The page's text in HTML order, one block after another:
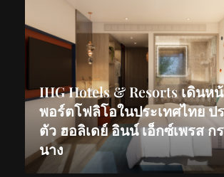
IHG Hotels & Resorts เดินห
พอร์ตโฟลิโอในประเทศไทย ป
ตัว ฮอลิเดย์ อินน์ เอ็กซ์เพรส ก
นาง